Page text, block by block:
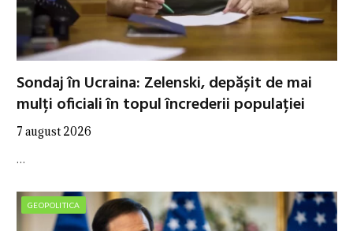
Sondaj în Ucraina: Zelenski, depășit de mai
mulți oficiali în topul încrederii populației
7 august 2026
…
GEOPOLITICA